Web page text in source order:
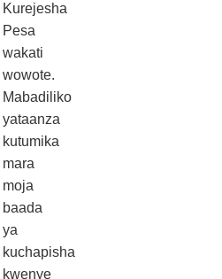
Kurejesha
Pesa
wakati
wowote.
Mabadiliko
yataanza
kutumika
mara
moja
baada
ya
kuchapisha
kwenye